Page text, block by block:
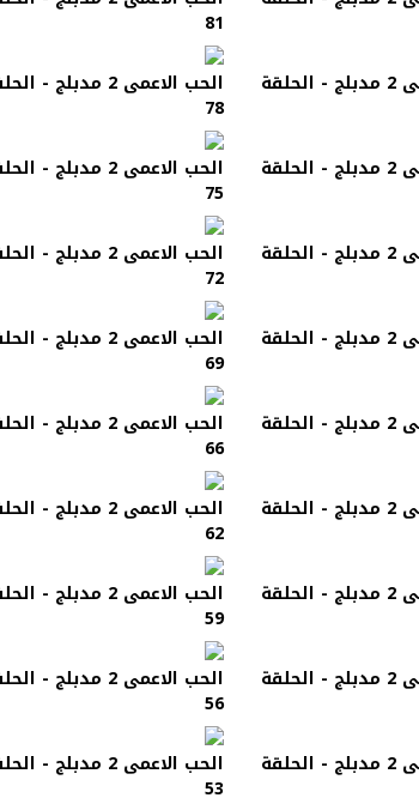
81
الحب الاعمى 2 مدبلج - الحلقة الحب الاعمى 2 مدبلج -
78
الحب الاعمى 2 مدبلج - الحلقة الحب الاعمى 2 مدبلج -
75
الحب الاعمى 2 مدبلج - الحلقة الحب الاعمى 2 مدبلج -
72
الحب الاعمى 2 مدبلج - الحلقة الحب الاعمى 2 مدبلج -
69
الحب الاعمى 2 مدبلج - الحلقة الحب الاعمى 2 مدبلج -
66
الحب الاعمى 2 مدبلج - الحلقة الحب الاعمى 2 مدبلج -
62
الحب الاعمى 2 مدبلج - الحلقة الحب الاعمى 2 مدبلج -
59
الحب الاعمى 2 مدبلج - الحلقة الحب الاعمى 2 مدبلج -
56
الحب الاعمى 2 مدبلج - الحلقة الحب الاعمى 2 مدبلج -
53